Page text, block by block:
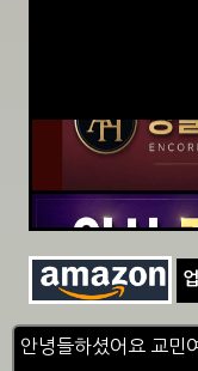
안녕들하셨어요 교민